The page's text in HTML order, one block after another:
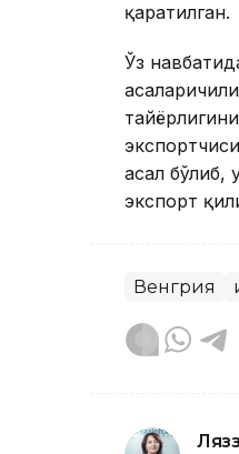
қаратилган.
Ўз
асал бўлиб,
экспорт
Венгрия